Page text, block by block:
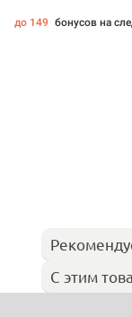
до 149 бонусов на
С этим